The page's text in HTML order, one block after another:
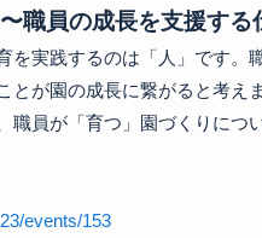
職員の成長を支援する
を実践するのは「人」です。
とが園の成長に繋がると考え
員が「育つ」園づくりにつ
events/153